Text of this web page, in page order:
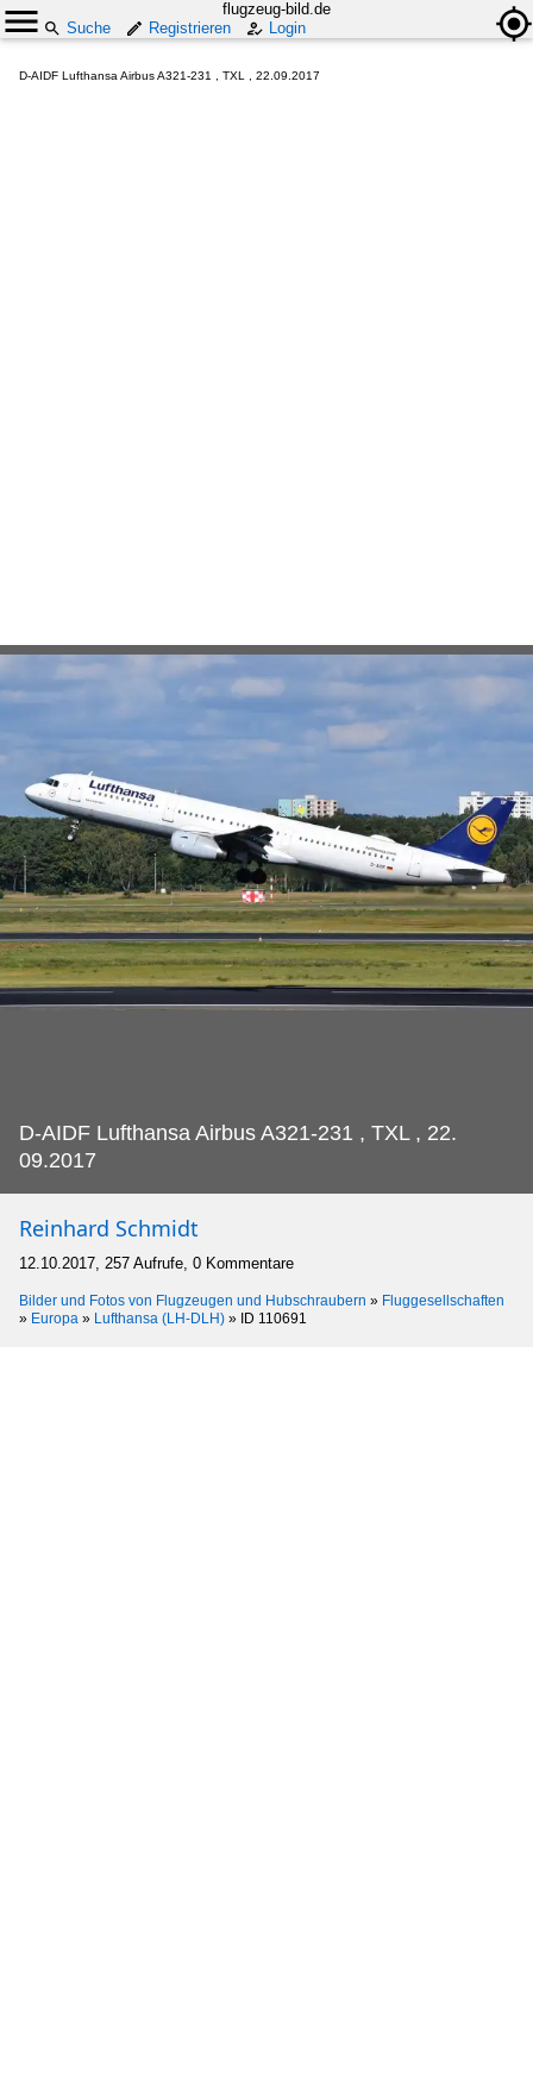
flugzeug-bild.de
Suche
Registrieren Login
D-AIDF Lufthansa Airbus A321-231 , TXL , 22.09.2017
D-AIDF Lufthansa Airbus A321-231 , TXL , 22.
09.2017
Reinhard Schmidt
12.10.2017, 257 Aufrufe, 0 Kommentare
Bilder und Fotos von Flugzeugen und Hubschraubern » Fluggesellschaften
» Europa » Lufthansa (LH-DLH) » ID 110691